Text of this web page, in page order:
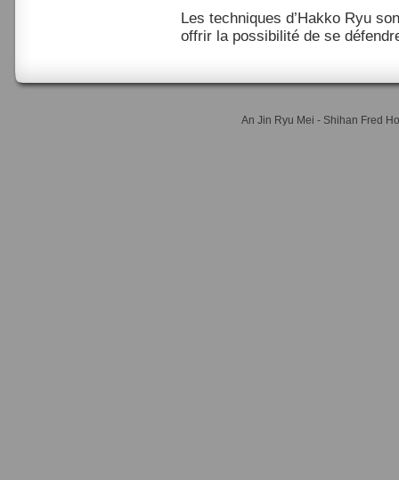
Les techniques d’Hakko Ryu
offrir la possibilité de se
An Jin Ryu Mei - Shihan Fred